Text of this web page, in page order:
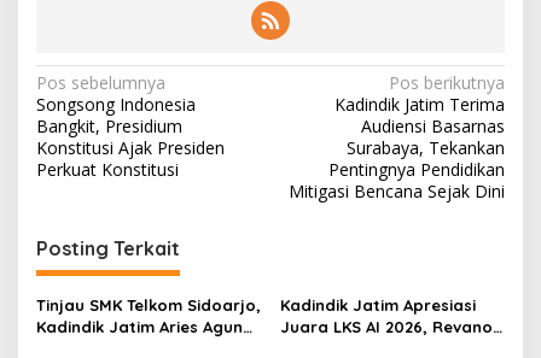
N
a
v
i
a
s
i
Pos sebelumnya
Songsong Indonesia
Bangkit, Presidium
Konstitusi Ajak Presiden
Perkuat Konstitusi
Pos berikutnya
Kadindik Jatim Terima
Audiensi Basarnas
Surabaya, Tekankan
Pentingnya Pendidikan
Mitigasi Bencana Sejak Dini
Posting Terkait
Tinjau SMK Telkom Sidoarjo,
Kadindik Jatim Aries Agung
Kadindik Jatim Apresiasi
Juara LKS AI 2026, Revano